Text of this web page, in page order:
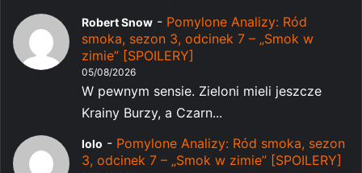
Robert Snow - Pomylone Analizy: Ród
smoka, sezon 3, odcinek 7 – „Smok w
zimie” [SPOILERY]
05/08/2026
W pewnym sensie. Zieloni mieli jeszcze
Krainy Burzy, a Czarn...
lolo - Pomylone Analizy: Ród smoka, sezon
3, odcinek 7 – „Smok w zimie” [SPOILERY]